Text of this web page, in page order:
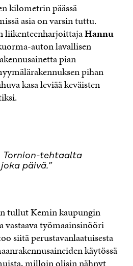
kilometrin päässä
asia on varsin tuttu.
liikenteenharjoittajaHannu
auton lavallisen
pian
pihan
kasa leviää keväisten
Tornion-tehtaalta
päivä.”
tullut Kemin kaupungin
vastaava työmaainsinööri
siitä perustavanlaatuisesta
käytössä
milloin olisin nähnyt